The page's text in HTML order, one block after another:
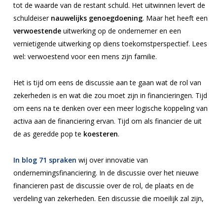
tot de waarde van de restant schuld. Het uitwinnen levert de
schuldeiser nauwelijks genoegdoening. Maar het heeft een
verwoestendeuitwerking op de ondernemer en een
vernietigende uitwerking op diens toekomstperspectief. Lees
wel: verwoestend voor een mens zijn familie.
Het is tijd om eens de discussie aan te gaan wat de rol van
zekerheden is en wat die zou moet zijn in financieringen. Tijd
om eens na te denken over een meer logische koppeling van
activa aan de financiering ervan. Tijd om als financier de uit
de as geredde pop te koesteren.
In blog 71 spraken wij over innovatie van
ondernemingsfinanciering. In de discussie over het nieuwe
financieren past de discussie over de rol, de plaats en de
verdeling van zekerheden. Een discussie die moeilijk zal zijn,